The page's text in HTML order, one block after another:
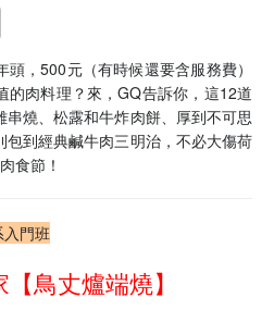
，500元（有時候還要含服務費）
的肉料理？來，GQ告訴你，這12道
燒、松露和牛炸肉餅、厚到不可思
到經典鹹牛肉三明治，不必大傷荷
食節！
門班
鳥丈爐端燒】